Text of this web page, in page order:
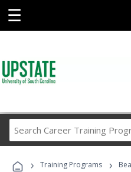
☰
› Training Programs ›